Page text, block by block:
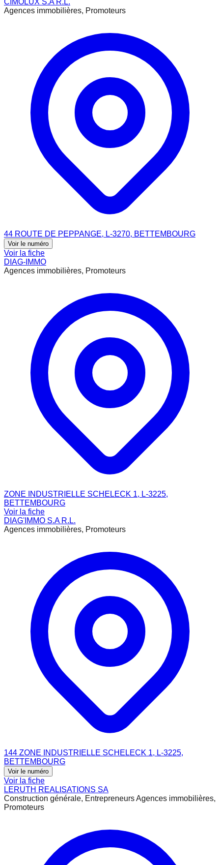
Agences immobilières, Promoteurs
44 ROUTE DE PEPPANGE, L-3270, BETTEMBOURG
Voir le numéro
Voir la fiche
DIAG-IMMO
Agences immobilières, Promoteurs
ZONE INDUSTRIELLE SCHELECK 1, L-3225,
BETTEMBOURG
Voir la fiche
DIAG'IMMO S.A R.L.
Agences immobilières, Promoteurs
144 ZONE INDUSTRIELLE SCHELECK 1, L-3225,
BETTEMBOURG
Voir le numéro
Voir la fiche
LERUTH REALISATIONS SA
Construction générale, Entrepreneurs Agences immobilières,
Promoteurs